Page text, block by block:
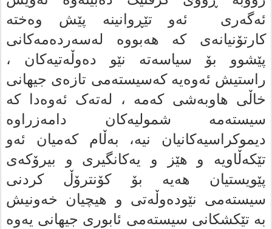
ئەگەری ئەو تێڕوانینە پێش وه‌خته‌
کارتۆنیانەی کە هەبووه‌ له‌سه‌رده‌مه‌کانى
پێشوو بۆ سیاسه‌ته‌ نێو ده‌وڵه‌تیه‌کان ،
راستیش ئه‌وه‌یه‌ که‌سیسته‌مى تازه‌ى جیهانى
خاڵى هاوبه‌شى که‌مه‌ ، له‌ته‌ک ئه‌وەدا که‌
سیسته‌مه‌ شمولیه‌کان دامه‌زراوه‌
دیموکراسیه‌کانیان نیه‌، به‌ڵام که‌میان ئه‌و
تێکه‌ڵاویه‌ و هێز و یه‌کانگیرى و بیرۆکه‌ى
پێویستیان هه‌یه‌ بۆ کۆنترۆڵ کردنى
سیسته‌مى نێوده‌وڵه‌تى و هیچیان خه‌ونیش
به‌ تێکشکانى سیسته‌مى ئابورى جیهانى یه‌وه‌